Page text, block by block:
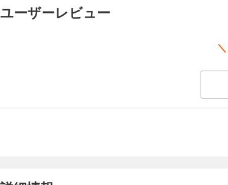
うんざりしていた。 そんな時、初老の紳士から別の人生を生きて
切り上げるほどになっていた。 つくづくこの世は金次第で天国にい
では、貴子、秘書の高田、貴子の雇った探偵で、 郷屋川の暴走を止
第82話 同情 第83話 迷い 第84話 マンネリ 第85話 実行 第
いる会社が倒産――。 郷屋川は覚悟を決めて初老の紳士に電話を
ーザーレビュー